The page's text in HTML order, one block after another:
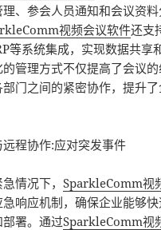
、参会人员通知和会议资
视频会议软件还支
等系统集成，实现数据共享
管理方式不仅提高了会议的
门之间的紧密协作，提升
程协作:应对突发事件
情况下，SparkleComm视
响应机制，确保企业能够
署。通过SparkleComm视